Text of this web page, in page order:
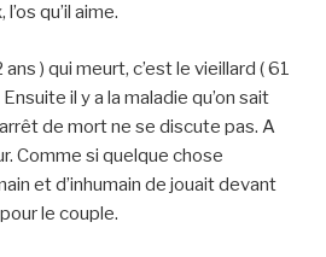
qu’il aime.
) qui meurt, c’est le vieillard ( 61
il y a la maladie qu’on sait
de mort ne se discute pas. A
Comme si quelque chose
et d’inhumain de jouait devant
le couple.